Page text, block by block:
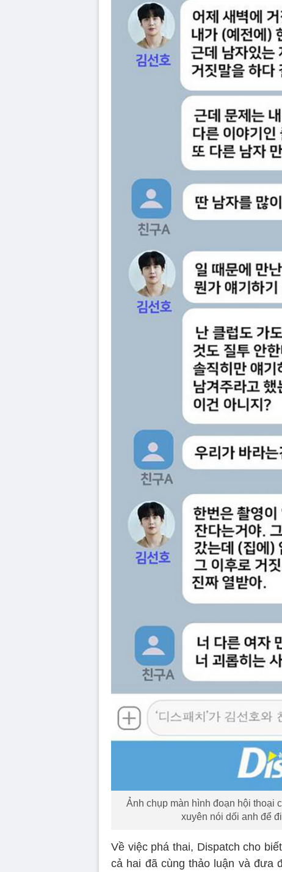
Ảnh chụp màn hình đoạn hội thoại
xuyên nói dối anh để
Về việc phá thai, Dispatch cho
cả hai đã cùng thảo luận và đưa